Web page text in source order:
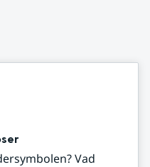
Vad